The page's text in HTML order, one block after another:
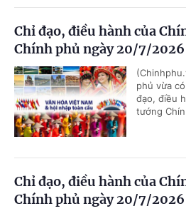
Chỉ đạo, điều hành của
Chính phủ ngày 20/7/
phủ vừa
đạo, điều
tướng
Chỉ đạo, điều hành của
Chính phủ ngày 20/7/2026